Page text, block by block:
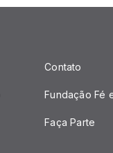
Contato
Fundação Fé
Faça Parte